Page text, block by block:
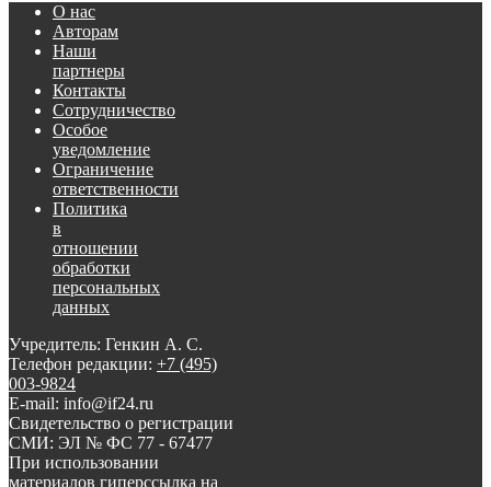
О нас
Авторам
Наши
партнеры
Контакты
Сотрудничество
Особое
уведомление
Ограничение
ответственности
Политика
в
отношении
обработки
персональных
данных
Учредитель: Генкин А. С.
Телефон редакции: +7 (495)
003-9824
E-mail: info@if24.ru
Свидетельство о регистрации
СМИ: ЭЛ № ФС 77 - 67477
При использовании
материалов гиперссылка на